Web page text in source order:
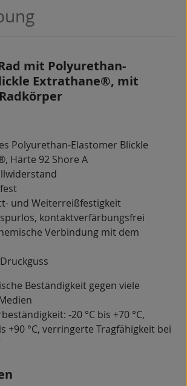
mit Polyurethan-
Extrathane®, mit
Polyurethan-Elastomer Blickle
Härte 92 Shore A
und Weiterreißfestigkeit
kontaktverfärbungsfrei
Verbindung mit dem
Beständigkeit gegen viele
-20 °C bis +70 °C,
+90 °C, verringerte Tragfähigkeit bei